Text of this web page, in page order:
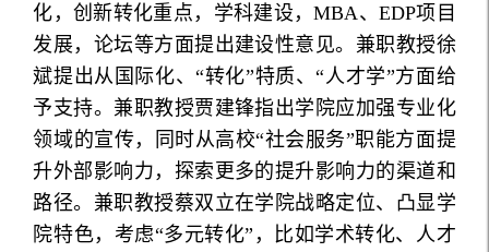
化，创新转化重点，学科建设，MBA、EDP项目
发展，论坛等方面提出建设性意见。兼职教授徐
斌提出从国际化、“转化”特质、“人才学”方面给
予支持。兼职教授贾建锋指出学院应加强专业化
领域的宣传，同时从高校“社会服务”职能方面提
升外部影响力，探索更多的提升影响力的渠道和
路径。兼职教授蔡双立在学院战略定位、凸显学
院特色，考虑“多元转化”，比如学术转化、人才